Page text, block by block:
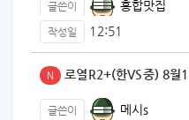
글쓴이 홍합맛집
작성일 12:51
N 로열R2+(한VS중) 8월
글쓴이 메시s